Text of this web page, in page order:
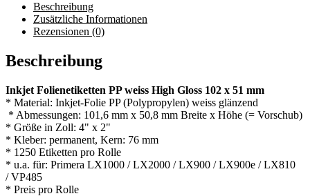
Beschreibung
Zusätzliche Informationen
Rezensionen (0)
Beschreibung
Inkjet Folienetiketten PP weiss High Gloss 102 x 51 mm
* Material: Inkjet-Folie PP (Polypropylen) weiss glänzend
* Abmessungen: 101,6 mm x 50,8 mm Breite x Höhe (= Vorschub)
* Größe in Zoll: 4" x 2"
* Kleber: permanent, Kern: 76 mm
* 1250 Etiketten pro Rolle
* u.a. für: Primera LX1000 / LX2000 / LX900 / LX900e / LX810
/ VP485
* Preis pro Rolle